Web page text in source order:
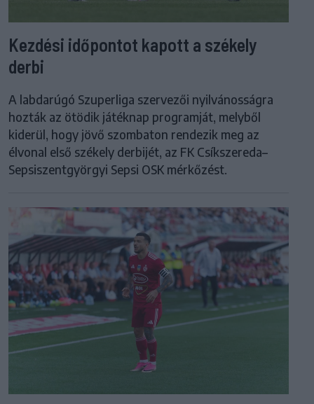
Kezdési időpontot kapott a székely
derbi
A labdarúgó Szuperliga szervezői nyilvánosságra
hozták az ötödik játéknap programját, melyből
kiderül, hogy jövő szombaton rendezik meg az
élvonal első székely derbijét, az FK Csíkszereda–
Sepsiszentgyörgyi Sepsi OSK mérkőzést.